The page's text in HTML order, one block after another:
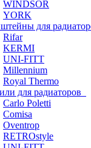
WINDSOR
YORK
для
Rifar
KERMI
UNI-FITT
Millennium
Royal Thermo
для радиаторов
Carlo Poletti
Comisa
Oventrop
RETROstyle